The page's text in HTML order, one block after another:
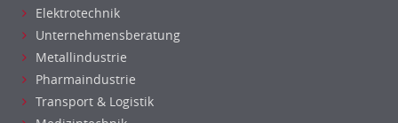
Elektrotechnik
Unternehmensberatung
Metallindustrie
Pharmaindustrie
Transport & Logistik